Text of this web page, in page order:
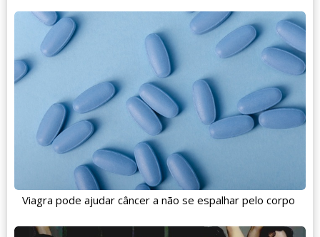
Viagra pode ajudar câncer a não se espalhar pelo corpo